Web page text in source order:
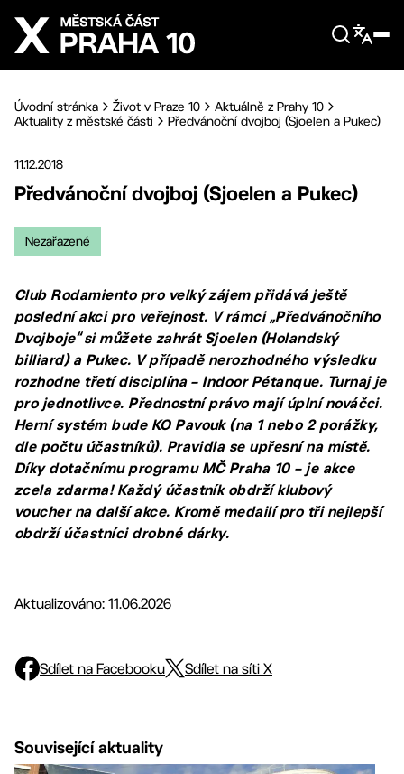
Přejít na hlavní obsah
Úvodní stránka Život v Praze 10
Aktuálně z Prahy 10
Aktuality z městské části
Předvánoční dvojboj (Sjoelen a Pukec)
11.12.2018
Předvánoční dvojboj (Sjoelen a Pukec)
Nezařazené
Club Rodamiento pro velký zájem přidává ještě
poslední akci pro veřejnost. V rámci „Předvánočního
Dvojboje“ si můžete zahrát Sjoelen (Holandský
billiard) a Pukec. V případě nerozhodného výsledku
rozhodne třetí disciplína – Indoor Pétanque. Turnaj je
pro jednotlivce. Přednostní právo mají úplní nováčci.
Herní systém bude KO Pavouk (na 1 nebo 2 porážky,
dle počtu účastníků). Pravidla se upřesní na místě.
Díky dotačnímu programu MČ Praha 10 – je akce
zcela zdarma! Každý účastník obdrží klubový
voucher na další akce. Kromě medailí pro tři nejlepší
obdrží účastníci drobné dárky.
Aktualizováno: 11.06.2026
Sdílet na Facebooku Sdílet na síti X
Související aktuality